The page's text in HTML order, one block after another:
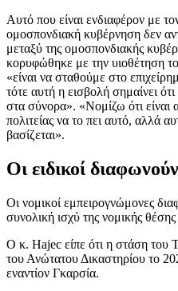
Αυτό που είναι ενδιαφέρον με
ομοσπονδιακή κυβέρνηση δεν
μεταξύ της ομοσπονδιακής
κορυφώθηκε με την υιοθέτηση
«είναι να σταθούμε στο
τότε αυτή η εισβολή σημαίνει
στα σύνορα». «Νομίζω ότι είναι
πολιτείας να το πει αυτό, αλλά
βασίζεται».
Οι ειδικοί διαφωνούν
Οι νομικοί εμπειρογνώμονες
συνολική ισχύ της νομικής
Ο κ. Hajec είπε ότι η στάση του
του Ανώτατου Δικαστηρίου το
εναντίον Γκαρσία.